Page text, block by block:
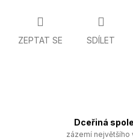
ZEPTAT SE SDÍLET
Dceřiná
zázemí největšího